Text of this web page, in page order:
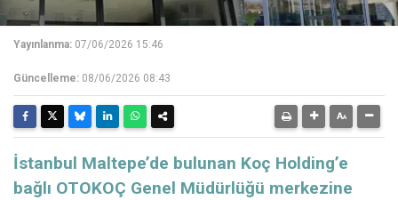
Yayınlanma: 07/06/2026 15:46
Güncelleme: 08/06/2026 08:43
İstanbul Maltepe’de bulunan Koç Holding’e
bağlı OTOKOÇ Genel Müdürlüğü merkezine